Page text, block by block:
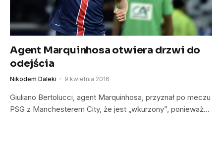
Agent Marquinhosa otwiera drzwi do
odejścia
Nikodem Daleki 9 kwietnia 2016
Giuliano Bertolucci, agent Marquinhosa, przyznał po meczu
PSG z Manchesterem City, że jest „wkurzony”, ponieważ…